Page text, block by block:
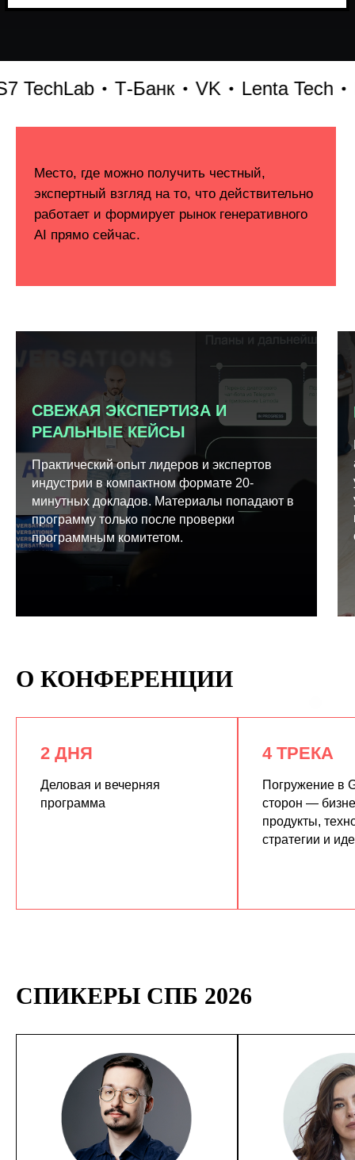
Т-Банк VK Lenta Tech
СВЕЖАЯ ЭКСПЕРТИЗА И
РЕАЛЬНЫЕ КЕЙСЫ
Практический опыт лидеров и экспертов
индустрии в компактном формате 20-
минутных докладов. Материалы попадают в
программу только после проверки
программным комитетом.
О КОНФЕРЕНЦИИ
2 ДНЯ
Деловая и вечерняя
программа
4 ТРЕКА
Погружение в
сторон —
продукты,
стратегии и
СПИКЕРЫ СПБ 2026